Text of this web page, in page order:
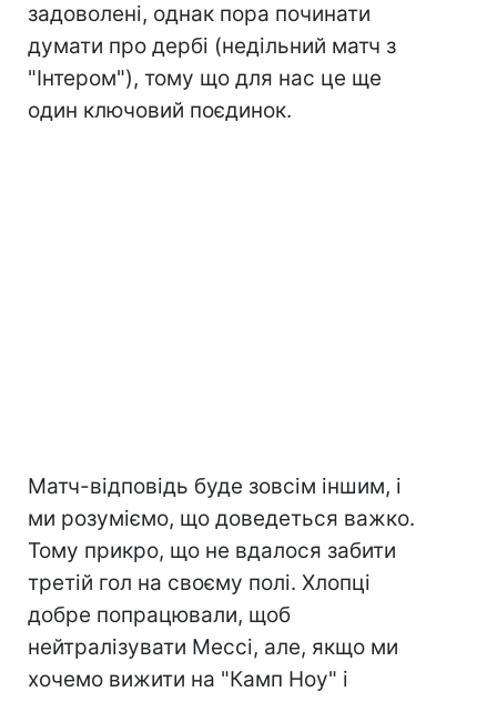
задоволені, однак пора починати
думати про дербі (недільний матч з
"Інтером"), тому що для нас це ще
один ключовий поєдинок.
Матч-відповідь буде зовсім іншим, і
ми розуміємо, що доведеться важко.
Тому прикро, що не вдалося забити
третій гол на своєму полі. Хлопці
добре попрацювали, щоб
нейтралізувати Мессі, але, якщо ми
хочемо вижити на "Камп Ноу" і